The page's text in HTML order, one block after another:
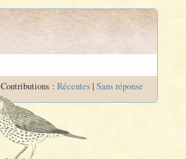
Contributions : Récentes| Sans réponse